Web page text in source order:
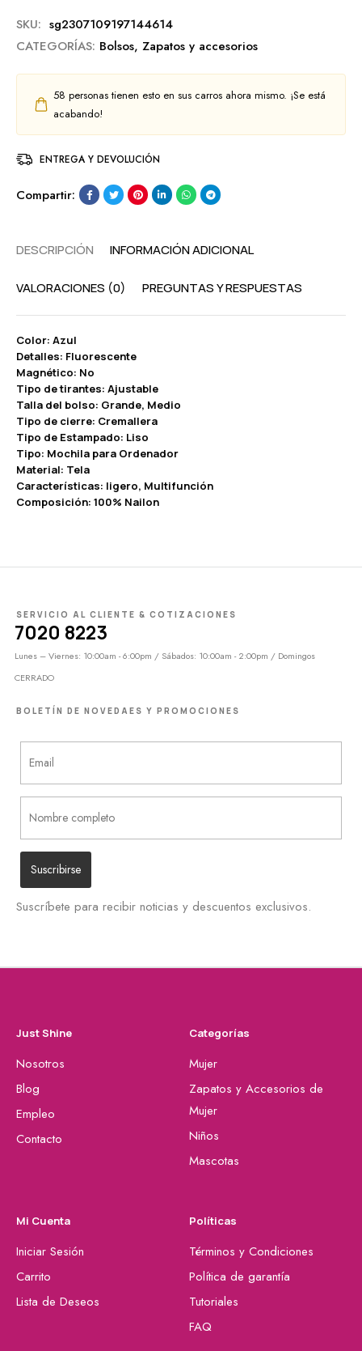
SKU: sg2307109197144614
CATEGORÍAS: Bolsos, Zapatos y accesorios
58 personas tienen esto en sus carros ahora mismo. ¡Se está
acabando!
ENTREGA Y DEVOLUCIÓN
Compartir:
DESCRIPCIÓN INFORMACIÓN ADICIONAL
VALORACIONES (0) PREGUNTAS Y RESPUESTAS
Color: Azul
Detalles: Fluorescente
Magnético: No
Tipo de tirantes: Ajustable
Talla del bolso: Grande, Medio
Tipo de cierre: Cremallera
Tipo de Estampado: Liso
Tipo: Mochila para Ordenador
Material: Tela
Características: ligero, Multifunción
Composición: 100% Nailon
SERVICIO AL CLIENTE & COTIZACIONES
7020 8223
Lunes – Viernes: 10:00am - 6:00pm / Sábados: 10:00am - 2:00pm / Domingos
CERRADO
BOLETÍN DE NOVEDAES Y PROMOCIONES
Suscríbete para recibir noticias y descuentos exclusivos.
Just Shine
Nosotros
Blog
Empleo
Contacto
Categorías
Mujer
Zapatos y Accesorios de
Mujer
Niños
Mascotas
Mi Cuenta
Iniciar Sesión
Carrito
Lista de Deseos
Políticas
Términos y Condiciones
Política de garantía
Tutoriales
FAQ